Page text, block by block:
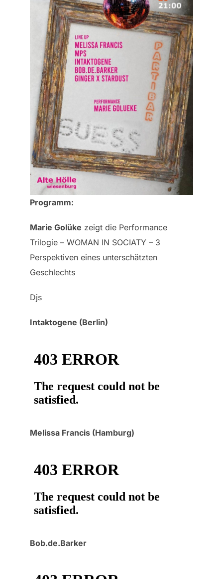
Programm:
Marie Golüke zeigt die Performance
Trilogie – WOMAN IN SOCIATY – 3
Perspektiven eines unterschätzten
Geschlechts
Djs
Intaktogene (Berlin)
Melissa Francis (Hamburg)
Bob.de.Barker